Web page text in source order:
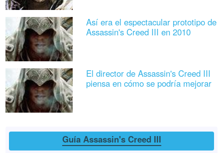
Así era el espectacular prototipo de
Assassin's Creed III en 2010
El director de Assassin's Creed III
piensa en cómo se podría mejorar
Guía Assassin's Creed III